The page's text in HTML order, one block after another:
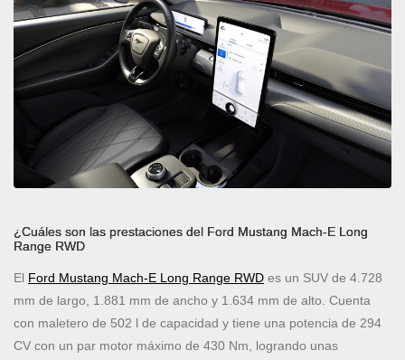
¿Cuáles son las prestaciones del Ford Mustang Mach-E Long
Range RWD
El Ford Mustang Mach-E Long Range RWD es un SUV de 4.728
mm de largo, 1.881 mm de ancho y 1.634 mm de alto. Cuenta
con maletero de 502 l de capacidad y tiene una potencia de 294
CV con un par motor máximo de 430 Nm, logrando unas